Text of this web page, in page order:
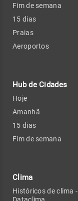
Fim de semana
15 dias
Praias
Aeroportos
Hub de Cidades
Hoje
Amanhã
15 dias
Fim de semana
Clima
Históricos de clima -
Dataclima